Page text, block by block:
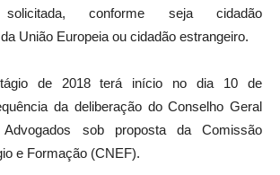
solicitada, conforme seja cidadão
União Europeia ou cidadão estrangeiro.
de 2018 terá início no dia 10 de
da deliberação do Conselho Geral
sob proposta da Comissão
e Formação (CNEF).